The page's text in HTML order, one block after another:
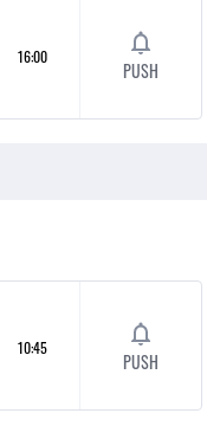
16:00
PUSH
10:45
PUSH